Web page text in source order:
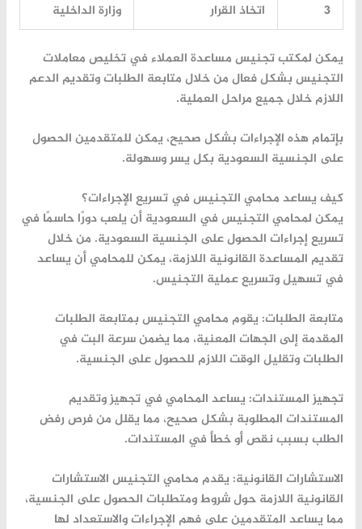
3
اتخاذ القرار وزارة الداخلية
يمكن لمكتب تجنيس مساعدة العملاء فيتخليص معاملات
التجنيس بشكل فعال من خلال متابعة الطلبات وتقديم الدعم
اللازم خلال جميع مراحل العملية.
بإتمام هذه الإجراءات بشكل صحيح، يمكن للمتقدمين الحصول
على الجنسية السعودية بكل يسر وسهولة.
كيف يساعد محامي التجنيس في تسريع الإجراءات؟
يمكن لمحامي التجنيس في السعودية أن يلعب دورًا حاسمًا في
تسريع إجراءات الحصول على الجنسية السعودية. من خلال
تقديم المساعدة القانونية اللازمة، يمكن للمحامي أن يساعد
في تسهيل وتسريع عملية التجنيس.
متابعة الطلبات: يقوم محامي التجنيس بمتابعة الطلبات
المقدمة إلى الجهات المعنية، مما يضمن سرعة البت في
الطلبات وتقليل الوقت اللازم للحصول على الجنسية.
تجهيز المستندات: يساعد المحامي في تجهيز وتقديم
المستندات المطلوبة بشكل صحيح، مما يقلل من فرص رفض
الطلب بسبب نقص أو خطأ في المستندات.
الاستشارات القانونية: يقدم محامي التجنيس الاستشارات
القانونية اللازمة حول شروط ومتطلبات الحصول على الجنسية،
مما يساعد المتقدمين على فهم الإجراءات والاستعداد لها